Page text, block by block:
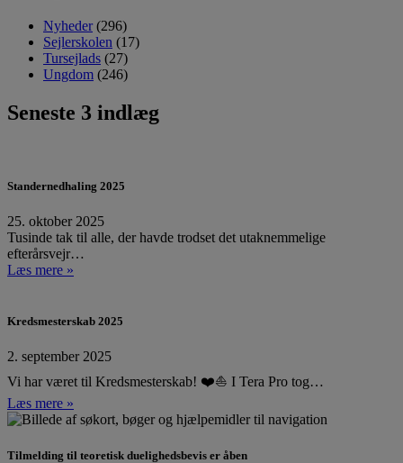
Nyheder (296)
Sejlerskolen (17)
Tursejlads (27)
Ungdom (246)
Seneste 3 indlæg
Standernedhaling 2025
25. oktober 2025
Tusinde tak til alle, der havde trodset det utaknemmelige
efterårsvejr…
Læs mere »
Kredsmesterskab 2025
2. september 2025
Vi har været til Kredsmesterskab! ❤️⛵ I Tera Pro tog…
Læs mere »
Tilmelding til teoretisk duelighedsbevis er åben